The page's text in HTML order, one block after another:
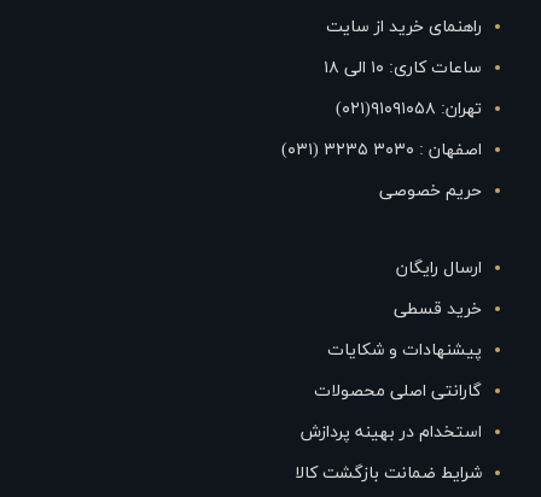
راهنمای خرید از سایت
ساعات کاری: ۱۰ الی ۱۸
تهران: ۹۱۰۹۱۰۵۸(۰۲۱)
اصفهان : ۳۰۳۰ ۳۲۳۵ (۰۳۱)
حریم خصوصی
ارسال رایگان
خرید قسطی
پیشنهادات و شکایات
گارانتی اصلی محصولات
استخدام در بهینه پردازش
شرایط ضمانت بازگشت کالا